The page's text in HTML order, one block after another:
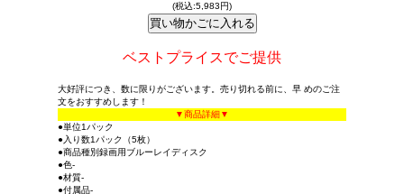
(税込:5,983円)
ベストプライスでご提供
大好評につき、数に限りがございます。売り切れる前に、早 めのご注
文をおすすめします！
▼商品詳細▼
●単位1パック
●入り数1パック（5枚）
●商品種別録画用ブルーレイディスク
●色-
●材質-
●付属品-